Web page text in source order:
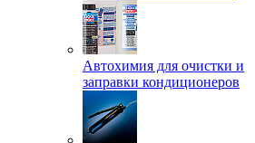
Автохимия для очистки и
заправки кондиционеров